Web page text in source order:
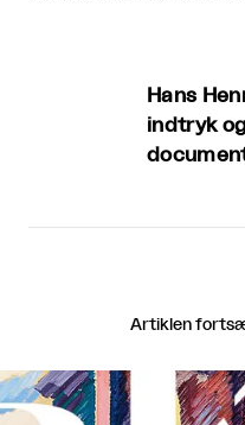
Hans
indtryk
Artiklen